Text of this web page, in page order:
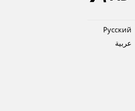
Pусский
عربية